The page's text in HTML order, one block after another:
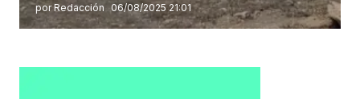
por Redacción 06/08/2025 21:01